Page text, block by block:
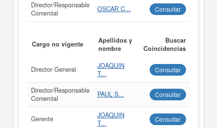
Director/Responsable
Comercial
OSCAR C... Consultar
Cargo no vigente
Apellidos y
nombre
Buscar
Coincidencias
Director General
JOAQUIN
T...
Consultar
Director/Responsable
Comercial
PAUL S... Consultar
Gerente
JOAQUIN
T...
Consultar